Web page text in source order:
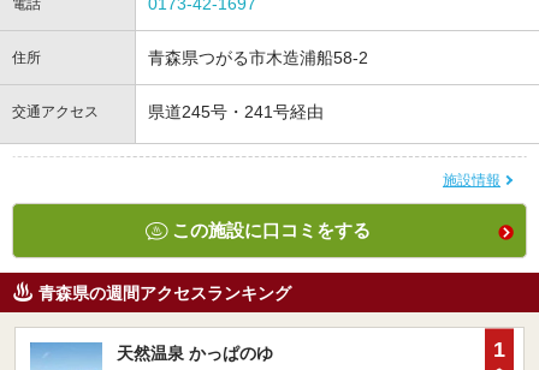
電話
住所 青森県つがる市木造浦船58-2
交通アクセス 県道245号・241号経由
施設情報
この施設に口コミをする
青森県の週間アクセスランキング
天然温泉 かっぱのゆ
1